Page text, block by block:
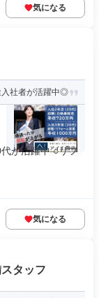
気になる
入社者が活躍中◎
が活躍中 ○リフ
気になる
タッフ